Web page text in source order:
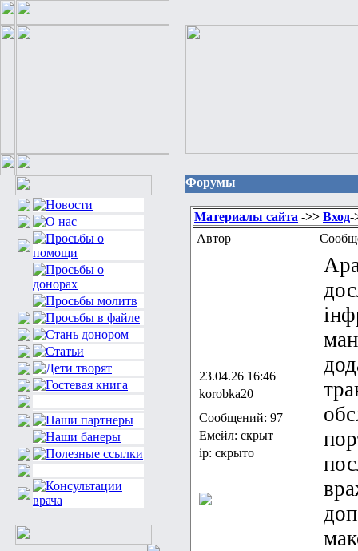
Форумы
Материалы сайта ->> Вход-
Автор
23.04.26 16:46
korobka20
Сообщений: 97
Емейл: скрыт
ip: скрыто